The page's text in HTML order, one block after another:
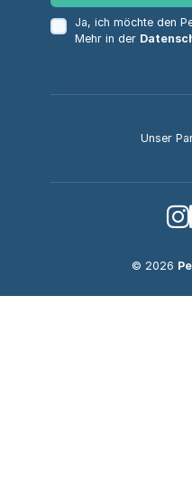
Ja, ich möchte den
Mehr in der
Unser
© 2026